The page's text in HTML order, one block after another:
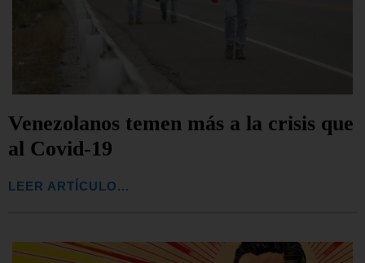
Venezolanos temen más a la crisis que
al Covid-19
LEER ARTÍCULO...